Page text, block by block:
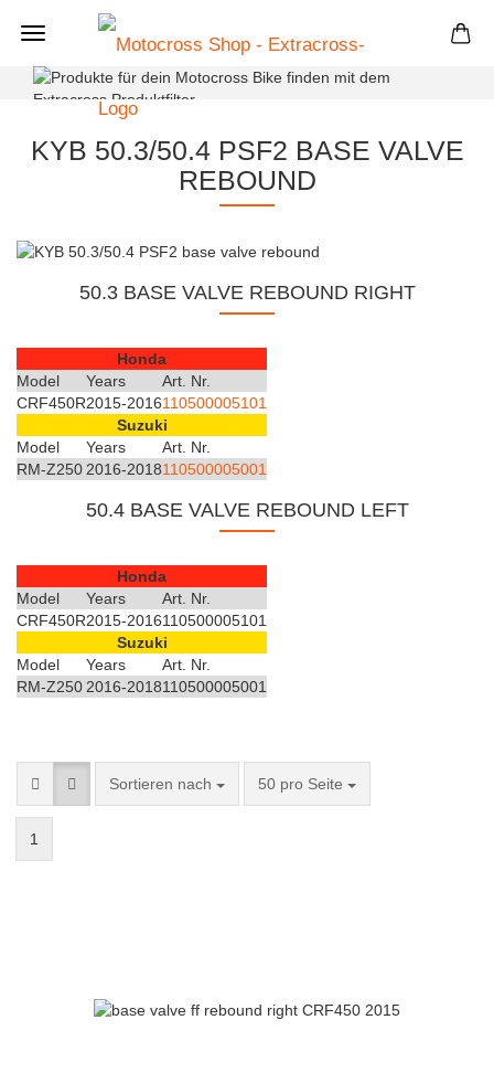
KYB 50.3/50.4 PSF2 BASE VALVE
REBOUND
50.3 BASE VALVE REBOUND RIGHT
Honda
Model
Years
Art. Nr.
CRF450R2015-2016110500005101
Suzuki
Model
Years
Art. Nr.
RM-Z2502016-2018110500005001
50.4 BASE VALVE REBOUND LEFT
Honda
Model
Years
Art. Nr.
CRF450R2015-2016110500005101
Suzuki
Model
Years
Art. Nr.
RM-Z2502016-2018110500005001
Sortieren nach 50 pro Seite
1